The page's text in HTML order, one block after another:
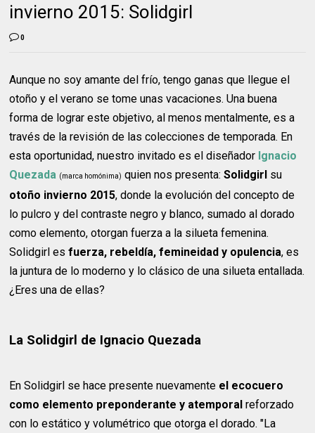
invierno 2015: Solidgirl
0
Aunque no soy amante del frío, tengo ganas que llegue el
otoño y el verano se tome unas vacaciones. Una buena
forma de lograr este objetivo, al menos mentalmente, es a
través de la revisión de las colecciones de temporada. En
esta oportunidad, nuestro invitado es el diseñador Ignacio
Quezada (marca homónima) quien nos presenta:Solidgirl su
otoño invierno 2015, donde la evolución del concepto de
lo pulcro y del contraste negro y blanco, sumado al dorado
como elemento, otorgan fuerza a la silueta femenina.
Solidgirl esfuerza, rebeldía, femineidad y opulencia, es
la juntura de lo moderno y lo clásico de una silueta entallada.
¿Eres una de ellas?
La Solidgirl de Ignacio Quezada
En Solidgirl se hace presente nuevamente el ecocuero
como elemento preponderante y atemporalreforzado
con lo estático y volumétrico que otorga el dorado. "La